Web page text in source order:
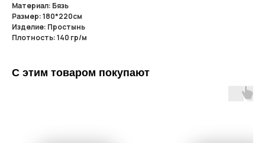
Материал: Бязь
Размер: 180*220см
Изделие: Простынь
Плотность: 140 гр/м
С этим товаром покупают